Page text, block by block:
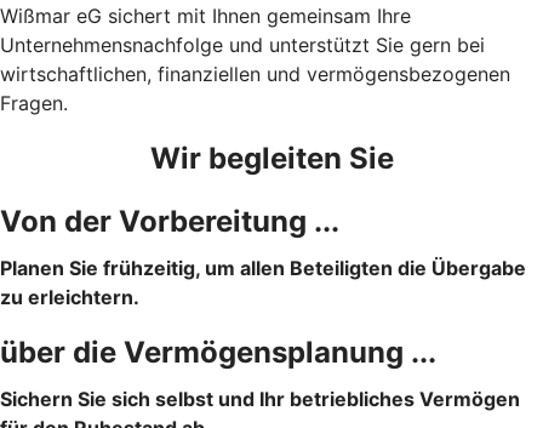
Wißmar eG sichert mit Ihnen gemeinsam Ihre
Unternehmensnachfolge und unterstützt Sie gern bei
wirtschaftlichen, finanziellen und vermögensbezogenen
Fragen.
Wir begleiten Sie
Von der Vorbereitung ...
Planen Sie frühzeitig, um allen Beteiligten die Übergabe
zu erleichtern.
über die Vermögensplanung ...
Sichern Sie sich selbst und Ihr betriebliches Vermögen